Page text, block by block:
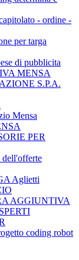
- ordine -
per targa
di pubblicita
MENSA
S.P.A.
Mensa
PER
dell'offerte
Aglietti
AGGIUNTIVA
coding robot